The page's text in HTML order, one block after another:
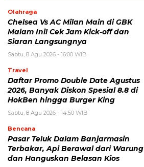
Olahraga
Chelsea Vs AC Milan Main di GBK
Malam Ini! Cek Jam Kick-off dan
Siaran Langsungnya
Sabtu, 8 Agu 2026 - 16:00 WIB
Travel
Daftar Promo Double Date Agustus
2026, Banyak Diskon Spesial 8.8 di
HokBen hingga Burger King ‎
Sabtu, 8 Agu 2026 - 14:50 WIB
Bencana
Pasar Teluk Dalam Banjarmasin
Terbakar, Api Berawal dari Warung
dan Hanguskan Belasan Kios